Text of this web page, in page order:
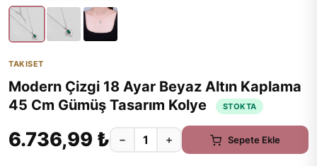
TAKISET
Modern Çizgi 18 Ayar Beyaz Altın Kaplama
45 Cm Gümüş Tasarım Kolye
STOKTA
6.736,99 ₺ − + Sepete Ekle